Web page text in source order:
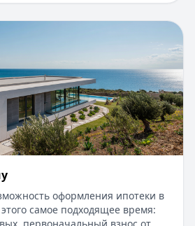
оформления ипотеки в
самое подходящее время: